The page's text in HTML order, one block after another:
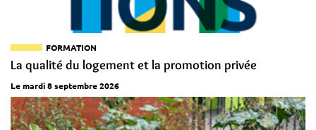
FORMATION
La qualité du logement et la promotion privée
Le mardi 8 septembre 2026